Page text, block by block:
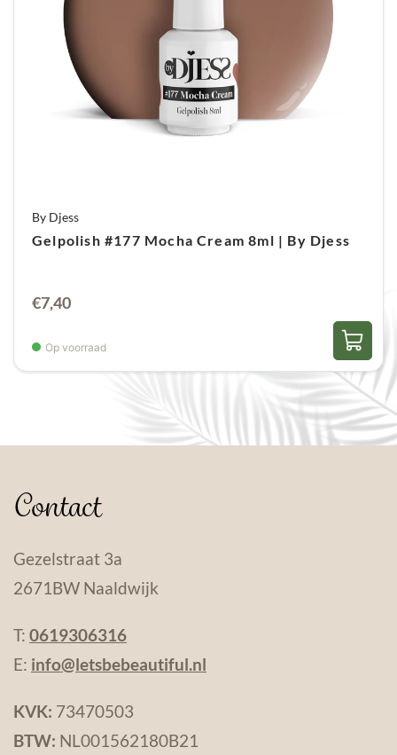
By Djess
Gelpolish #177 Mocha Cream 8ml | By Djess
€7,40
Op voorraad
Contact
Gezelstraat 3a
2671BW Naaldwijk
T: 0619306316
E: info@letsbebeautiful.nl
KVK: 73470503
BTW: NL001562180B21